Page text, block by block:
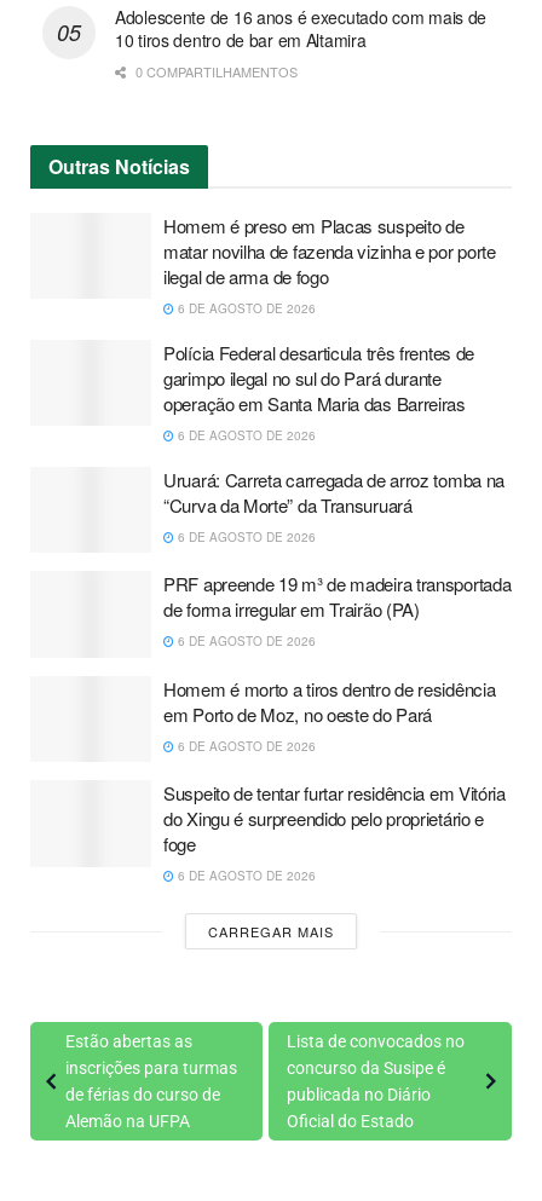
Adolescente de 16 anos é executado com mais de
10 tiros dentro de bar em Altamira
0 COMPARTILHAMENTOS
Outras Notícias
Homem é preso em Placas suspeito de
matar novilha de fazenda vizinha e por porte
ilegal de arma de fogo
6 DE AGOSTO DE 2026
Polícia Federal desarticula três frentes de
garimpo ilegal no sul do Pará durante
operação em Santa Maria das Barreiras
6 DE AGOSTO DE 2026
Uruará: Carreta carregada de arroz tomba na
“Curva da Morte” da Transuruará
6 DE AGOSTO DE 2026
PRF apreende 19 m³ de madeira transportada
de forma irregular em Trairão (PA)
6 DE AGOSTO DE 2026
Homem é morto a tiros dentro de residência
em Porto de Moz, no oeste do Pará
6 DE AGOSTO DE 2026
Suspeito de tentar furtar residência em Vitória
do Xingu é surpreendido pelo proprietário e
foge
6 DE AGOSTO DE 2026
CARREGAR MAIS
Estão abertas as
inscrições para turmas
de férias do curso de
Alemão na UFPA
Lista de convocados no
concurso da Susipe é
publicada no Diário
Oficial do Estado